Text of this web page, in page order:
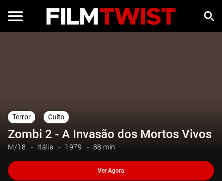
Terror Culto
Zombi 2 - A Invasão dos Mortos Vivos
M/18 Itália 1979 88 min
Ver Agora